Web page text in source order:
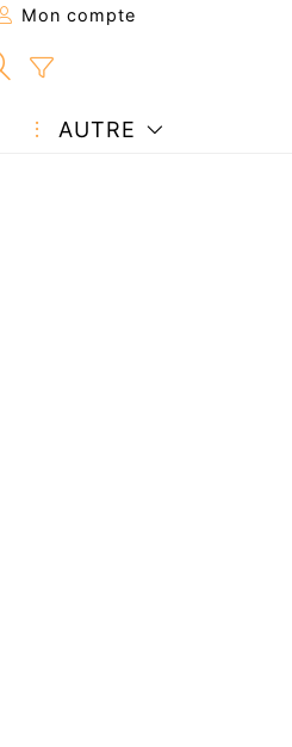
Mon compte
AUTRE
à l'auteur
de cette